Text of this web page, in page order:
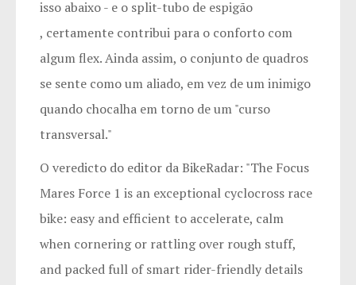
isso abaixo - e o split-tubo de espigão
, certamente contribui para o conforto com
algum flex. Ainda assim, o conjunto de quadros
se sente como um aliado, em vez de um inimigo
quando chocalha em torno de um "curso
transversal."
O veredicto do editor da BikeRadar: "The Focus
Mares Force 1 is an exceptional cyclocross race
bike: easy and efficient to accelerate, calm
when cornering or rattling over rough stuff,
and packed full of smart rider-friendly details